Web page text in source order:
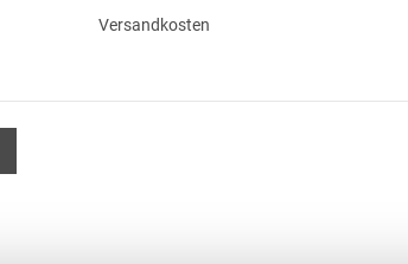
Versandkosten